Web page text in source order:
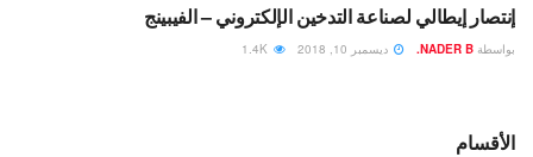
إنتصار إيطالي لصناعة التدخين الإلكتروني – الفيبينج
بواسطة NADER B. ديسمبر 10, 2018
الأقسام